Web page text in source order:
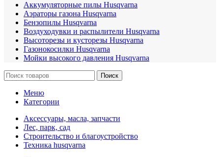
Аккумуляторные пилы Husqvarna
Аэраторы газона Husqvarna
Бензопилы Husqvarna
Воздуходувки и распылители Husqvarna
Высоторезы и кусторезы Husqvarna
Газонокосилки Husqvarna
Мойки высокого давления Husqvarna
Поиск
Меню
Категории
Аксессуары, масла, запчасти
Лес, парк, сад
Строительство и благоустройство
Техника husqvarna